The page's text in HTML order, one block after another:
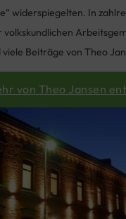
widerspiegelten. In
volkskundlichen
viele Beiträge von Theo
von Theo Jansen